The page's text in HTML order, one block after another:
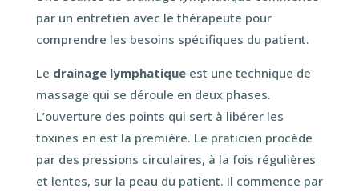
par un entretien avec le thérapeute pour
comprendre les besoins spécifiques du patient.
Le drainage lymphatique est une technique de
massage qui se déroule en deux phases.
L’ouverture des points qui sert à libérer les
toxines en est la première. Le praticien procède
par des pressions circulaires, à la fois régulières
et lentes, sur la peau du patient. Il commence par